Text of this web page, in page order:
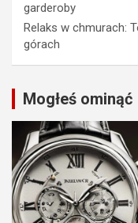
garderoby
Relaks w chmurach:
górach
Mogłeś ominąć